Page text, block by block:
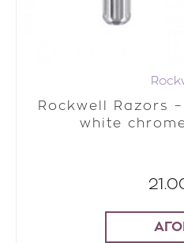
Rockwell Razors
white